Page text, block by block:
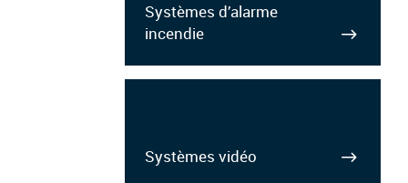
Systèmes d’alarme
incendie
Systèmes vidéo